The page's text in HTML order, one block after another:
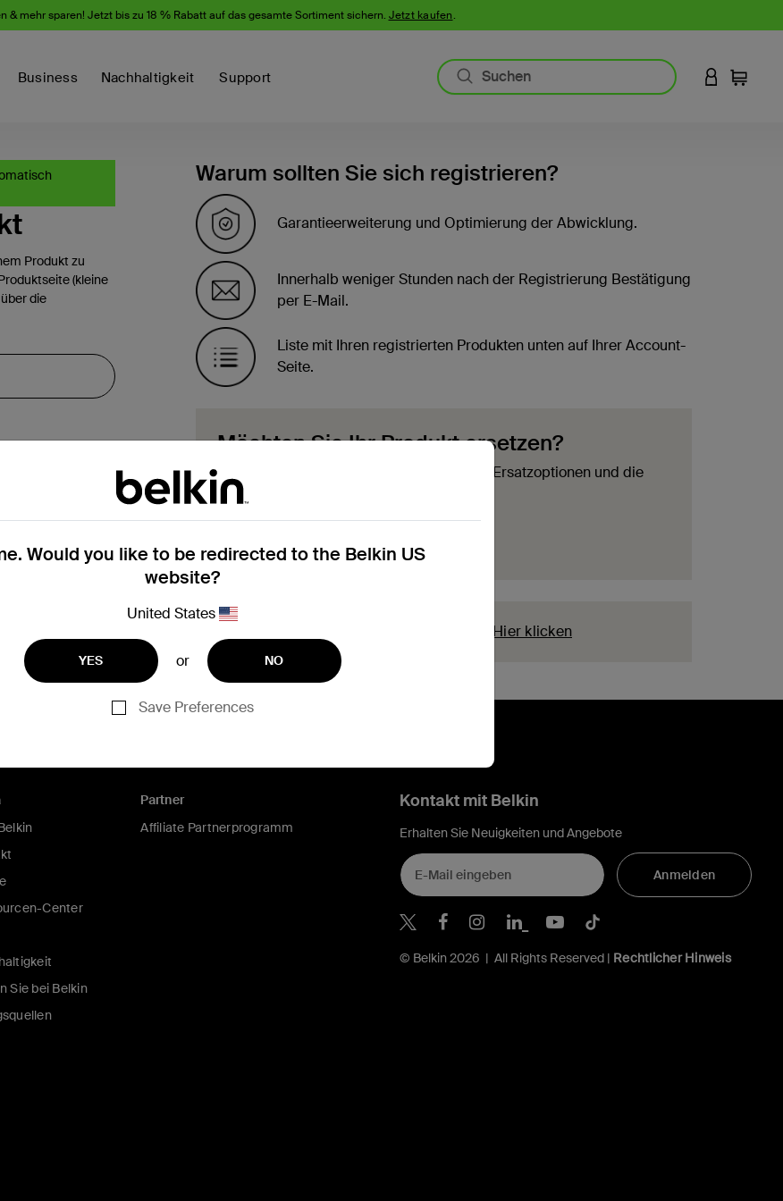
& mehr sparen! Jetzt bis zu 18 % Rabatt auf das gesamte Sortiment sichern. Jetzt kaufen.
Business Nachhaltigkeit Support AN IHREM
Produkt zu
(kleine
die
Warum sollten Sie sich registrieren?
Garantieerweiterung und Optimierung der Abwicklung.
Innerhalb weniger Stunden nach der Registrierung Bestätigung
per E-Mail.
Liste mit Ihren registrierten Produkten unten auf Ihrer Account-
Seite.
Möchten Sie Ihr Produkt ersetzen?
Informieren Sie sich über die verfügbaren Ersatzoptionen und die
nächsten Schritte für Ihr Produkt.
Hier klicken
Would you like to be redirected to the Belkin US
website?
United States
YES or NO
Save Preferences
Center
Sie bei Belkin
Partner
Affiliate Partnerprogramm
Kontakt mit Belkin
Erhalten Sie Neuigkeiten und Angebote
Anmelden
Belkin Twitter
Belkin Facebook
Belkin Instagram
Belkin LinkedIn
Belkin Youtube
Belkin TikTok
© Belkin 2026 | All Rights Reserved | Rechtlicher Hinweis